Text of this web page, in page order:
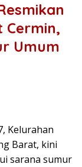
Cermin,
Umum
Kelurahan
Barat, kini
sarana sumur